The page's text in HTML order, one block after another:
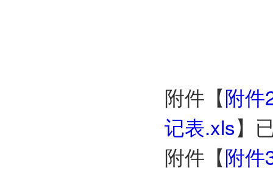
附件【附件
记表.xls】
附件【附件